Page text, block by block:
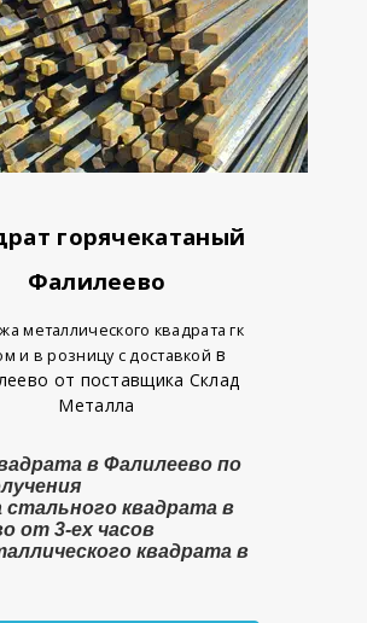
горячекатаный
Фалилеево
металлического квадрата гк
и в розницу с доставкой в
от поставщика Склад
Металла
в Фалилеево по
стального квадрата в
от 3-ех часов
квадрата в